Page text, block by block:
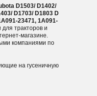
D1503/ D1402/
D1703/ D1803 D
23471, 1A091-
тракторов и
магазине.
компаниями по
на гусеничную